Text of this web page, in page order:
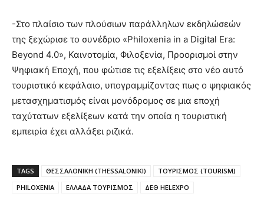
-Στο πλαίσιο των πλούσιων παράλληλων εκδηλώσεών
της ξεχώρισε το συνέδριο «Philoxenia in a Digital Era:
Beyond 4.0», Καινοτομία, Φιλοξενία, Προορισμοί στην
Ψηφιακή Εποχή, που φώτισε τις εξελίξεις στο νέο αυτό
τουριστικό κεφάλαιο, υπογραμμίζοντας πως ο ψηφιακός
μετασχηματισμός είναι μονόδρομος σε μια εποχή
ταχύτατων εξελίξεων κατά την οποία η τουριστική
εμπειρία έχει αλλάξει ριζικά.
TAGS ΘΕΣΣΑΛΟΝΙΚΗ (THESSALONIKI)
ΤΟΥΡΙΣΜΟΣ (TOURISM)
PHILOXENIA
ΕΛΛΑΔΑ ΤΟΥΡΙΣΜΟΣ ΔΕΘ HELEXPO